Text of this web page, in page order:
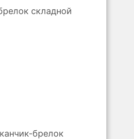
складной
брелок